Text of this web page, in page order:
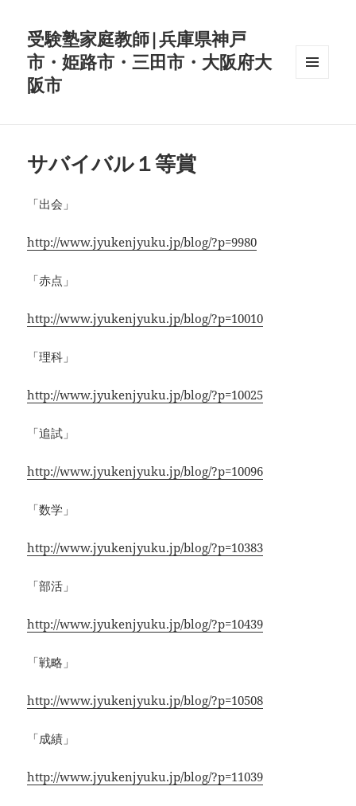
受験塾家庭教師|兵庫県神戸
市・姫路市・三田市・大阪府大
阪市
サバイバル１等賞
「出会」
http://www.jyukenjyuku.jp/blog/?p=9980
「赤点」
http://www.jyukenjyuku.jp/blog/?p=10010
「理科」
http://www.jyukenjyuku.jp/blog/?p=10025
「追試」
http://www.jyukenjyuku.jp/blog/?p=10096
「数学」
http://www.jyukenjyuku.jp/blog/?p=10383
「部活」
http://www.jyukenjyuku.jp/blog/?p=10439
「戦略」
http://www.jyukenjyuku.jp/blog/?p=10508
「成績」
http://www.jyukenjyuku.jp/blog/?p=11039